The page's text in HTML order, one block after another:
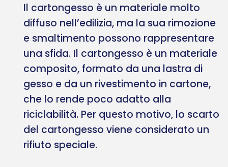
Il cartongesso è un materiale molto
diffuso nell’edilizia, ma la sua rimozione
e smaltimento possono rappresentare
una sfida. Il cartongesso è un materiale
composito, formato da una lastra di
gesso e da un rivestimento in cartone,
che lo rende poco adatto alla
riciclabilità. Per questo motivo, lo scarto
del cartongesso viene considerato un
rifiuto speciale.